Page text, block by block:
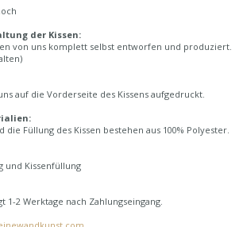
der Kissen:
von uns komplett selbst entworfen und produziert.
auf die Vorderseite des Kissens aufgedruckt.
die Füllung des Kissen bestehen aus 100% Polyester.
und Kissenfüllung
1-2 Werktage nach Zahlungseingang.